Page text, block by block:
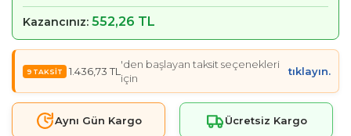
Kazancınız: 552,26 TL
1.436,73 TL
'den başlayan taksit seçenekleri
için
tıklayın.
Aynı Gün Kargo Ücretsiz Kargo